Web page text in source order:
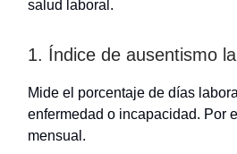
salud laboral.
1. Índice de ausentismo
Mide el porcentaje de días
enfermedad o incapacidad. Por
mensual.